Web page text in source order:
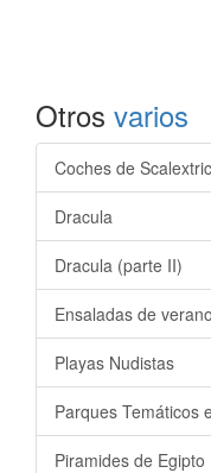
Otros varios
Coches de Scalextric
Dracula
Dracula (parte II)
Ensaladas de verano
Playas Nudistas
Parques Temáticos
Piramides de Egipto